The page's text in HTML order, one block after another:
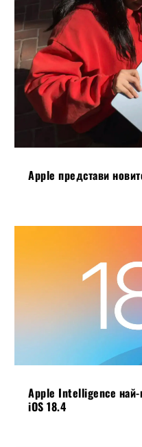
Apple представи
Apple Intelligence най-
iOS 18.4